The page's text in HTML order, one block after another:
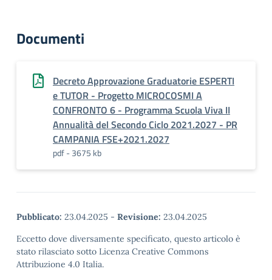
Documenti
Decreto Approvazione Graduatorie ESPERTI
e TUTOR - Progetto MICROCOSMI A
CONFRONTO 6 - Programma Scuola Viva II
Annualità del Secondo Ciclo 2021.2027 - PR
CAMPANIA FSE+2021.2027
pdf - 3675 kb
Pubblicato: 23.04.2025 - Revisione: 23.04.2025
Eccetto dove diversamente specificato, questo articolo è
stato rilasciato sotto Licenza Creative Commons
Attribuzione 4.0 Italia.